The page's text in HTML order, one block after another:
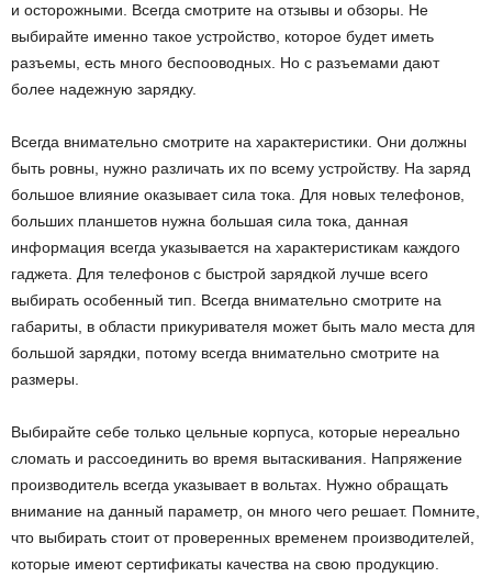
и осторожными. Всегда смотрите на отзывы и обзоры. Не
выбирайте именно такое устройство, которое будет иметь
разъемы, есть много беспооводных. Но с разъемами дают
более надежную зарядку.
Всегда внимательно смотрите на характеристики. Они должны
быть ровны, нужно различать их по всему устройству. На заряд
большое влияние оказывает сила тока. Для новых телефонов,
больших планшетов нужна большая сила тока, данная
информация всегда указывается на характеристикам каждого
гаджета. Для телефонов с быстрой зарядкой лучше всего
выбирать особенный тип. Всегда внимательно смотрите на
габариты, в области прикуривателя может быть мало места для
большой зарядки, потому всегда внимательно смотрите на
размеры.
Выбирайте себе только цельные корпуса, которые нереально
сломать и рассоединить во время вытаскивания. Напряжение
производитель всегда указывает в вольтах. Нужно обращать
внимание на данный параметр, он много чего решает. Помните,
что выбирать стоит от проверенных временем производителей,
которые имеют сертификаты качества на свою продукцию.